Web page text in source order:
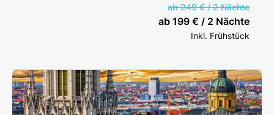
ab 249 € / 2 Nächte
ab 199 € / 2 Nächte
Inkl. Frühstück